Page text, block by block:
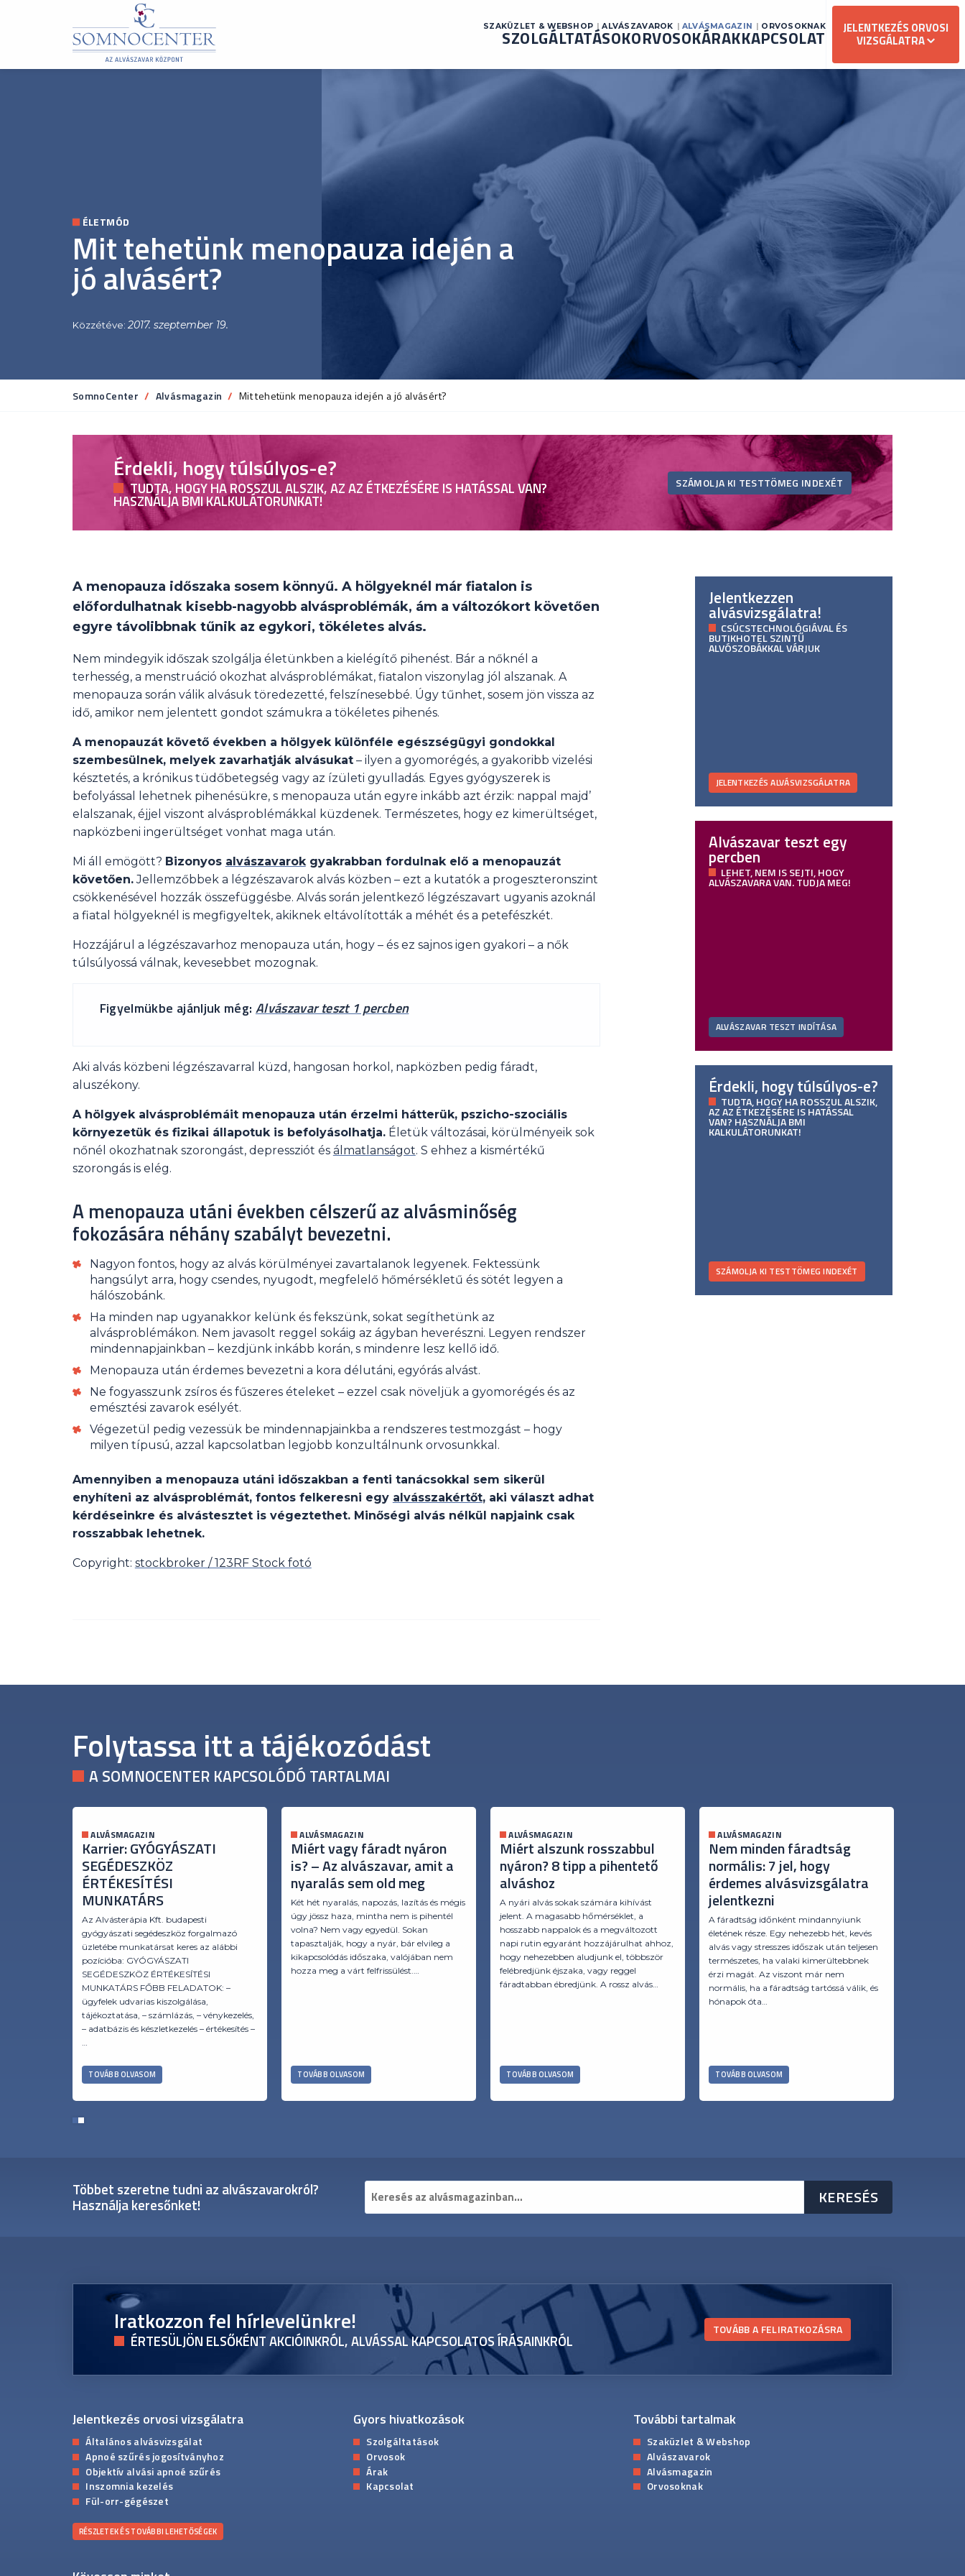
SZAKÜZLET & WEBSHOP ALVÁSZAVAROK ALVÁSMAGAZIN ORVOSOKNAK
SZOLGÁLTATÁSOKORVOSOKÁRAKKAPCSOLAT JELENTKEZÉS ORVOSI
VIZSGÁLATRA
ÉLETMÓD
Mit tehetünk menopauza idején a
jó alvásért?
Közzétéve: 2017. szeptember 19.
SomnoCenter Alvásmagazin Current:
Mit tehetünk menopauza idején a jó alvásért?
Érdekli, hogy túlsúlyos-e?
TUDTA, HOGY HA ROSSZUL ALSZIK, AZ AZ ÉTKEZÉSÉRE IS HATÁSSAL VAN?
HASZNÁLJA BMI KALKULÁTORUNKAT!
SZÁMOLJA KI TESTTÖMEG INDEXÉT
A menopauza időszaka sosem könnyű. A hölgyeknél már fiatalon is
előfordulhatnak kisebb-nagyobb alvásproblémák, ám a változókort követően
egyre távolibbnak tűnik az egykori, tökéletes alvás.
Nem mindegyik időszak szolgálja életünkben a kielégítő pihenést. Bár a nőknél a
terhesség, a menstruáció okozhat alvásproblémákat, fiatalon viszonylag jól alszanak. A
menopauza során válik alvásuk töredezetté, felszínesebbé. Úgy tűnhet, sosem jön vissza az
idő, amikor nem jelentett gondot számukra a tökéletes pihenés.
A menopauzát követő években a hölgyek különféle egészségügyi gondokkal
szembesülnek, melyek zavarhatják alvásukat– ilyen a gyomorégés, a gyakoribb vizelési
késztetés, a krónikus tüdőbetegség vagy az ízületi gyulladás. Egyes gyógyszerek is
befolyással lehetnek pihenésükre, s menopauza után egyre inkább azt érzik: nappal majd’
elalszanak, éjjel viszont alvásproblémákkal küzdenek. Természetes, hogy ez kimerültséget,
napközbeni ingerültséget vonhat maga után.
Mi áll emögött? Bizonyos alvászavarokgyakrabban fordulnak elő a menopauzát
követően.Jellemzőbbek a légzészavarok alvás közben – ezt a kutatók a progeszteronszint
csökkenésével hozzák összefüggésbe. Alvás során jelentkező légzészavart ugyanis azoknál
a fiatal hölgyeknél is megfigyeltek, akiknek eltávolították a méhét és a petefészkét.
Hozzájárul a légzészavarhoz menopauza után, hogy – és ez sajnos igen gyakori – a nők
túlsúlyossá válnak, kevesebbet mozognak.
Figyelmükbe ajánljuk még: Alvászavar teszt 1 percben
Aki alvás közbeni légzészavarral küzd, hangosan horkol, napközben pedig fáradt,
aluszékony.
A hölgyek alvásproblémáit menopauza után érzelmi hátterük, pszicho-szociális
környezetük és fizikai állapotuk is befolyásolhatja.Életük változásai, körülményeik sok
nőnél okozhatnak szorongást, depressziót és álmatlanságot. S ehhez a kismértékű
szorongás is elég.
A menopauza utáni években célszerű az alvásminőség
fokozására néhány szabályt bevezetni.
Nagyon fontos, hogy az alvás körülményei zavartalanok legyenek. Fektessünk
hangsúlyt arra, hogy csendes, nyugodt, megfelelő hőmérsékletű és sötét legyen a
hálószobánk.
Ha minden nap ugyanakkor kelünk és fekszünk, sokat segíthetünk az
alvásproblémákon. Nem javasolt reggel sokáig az ágyban heverészni. Legyen rendszer
mindennapjainkban – kezdjünk inkább korán, s mindenre lesz kellő idő.
Menopauza után érdemes bevezetni a kora délutáni, egyórás alvást.
Ne fogyasszunk zsíros és fűszeres ételeket – ezzel csak növeljük a gyomorégés és az
emésztési zavarok esélyét.
Végezetül pedig vezessük be mindennapjainkba a rendszeres testmozgást – hogy
milyen típusú, azzal kapcsolatban legjobb konzultálnunk orvosunkkal.
Amennyiben a menopauza utáni időszakban a fenti tanácsokkal sem sikerül
enyhíteni az alvásproblémát, fontos felkeresni egy alvásszakértőt, aki választ adhat
kérdéseinkre és alvástesztet is végeztethet. Minőségi alvás nélkül napjaink csak
rosszabbak lehetnek.
Copyright: stockbroker / 123RF Stock fotó
Jelentkezzen
alvásvizsgálatra!
CSÚCSTECHNOLÓGIÁVAL ÉS
BUTIKHOTEL SZINTŰ
ALVÓSZOBÁKKAL VÁRJUK
JELENTKEZÉS ALVÁSVIZSGÁLATRA
Alvászavar teszt egy
percben
LEHET, NEM IS SEJTI, HOGY
ALVÁSZAVARA VAN. TUDJA MEG!
ALVÁSZAVAR TESZT INDÍTÁSA
Érdekli, hogy túlsúlyos-e?
TUDTA, HOGY HA ROSSZUL ALSZIK,
AZ AZ ÉTKEZÉSÉRE IS HATÁSSAL
VAN? HASZNÁLJA BMI
KALKULÁTORUNKAT!
SZÁMOLJA KI TESTTÖMEG INDEXÉT
Folytassa itt a tájékozódást
A SOMNOCENTER KAPCSOLÓDÓ TARTALMAI
ALVÁSMAGAZIN
Karrier: GYÓGYÁSZATI
SEGÉDESZKÖZ
ÉRTÉKESÍTÉSI
MUNKATÁRS
Az Alvásterápia Kft. budapesti
gyógyászati segédeszköz forgalmazó
üzletébe munkatársat keres az alábbi
pozícióba: GYÓGYÁSZATI
SEGÉDESZKÖZ ÉRTÉKESÍTÉSI
MUNKATÁRS FŐBB FELADATOK: –
ügyfelek udvarias kiszolgálása,
tájékoztatása, – számlázás, – vénykezelés,
– adatbázis és készletkezelés – értékesítés –
TOVÁBB OLVASOM
ALVÁSMAGAZIN
Miért vagy fáradt nyáron
is? – Az alvászavar, amit a
nyaralás sem old meg
Két hét nyaralás, napozás, lazítás és mégis
úgy jössz haza, mintha nem is pihentél
volna? Nem vagy egyedül. Sokan
tapasztalják, hogy a nyár, bár elvileg a
kikapcsolódás időszaka, valójában nem
hozza meg a várt felfrissülést.…
TOVÁBB OLVASOM
ALVÁSMAGAZIN
Miért alszunk rosszabbul
nyáron? 8 tipp a pihentető
alváshoz
A nyári alvás sokak számára kihívást
jelent. A magasabb hőmérséklet, a
hosszabb nappalok és a megváltozott
napi rutin egyaránt hozzájárulhat ahhoz,
hogy nehezebben aludjunk el, többször
felébredjünk éjszaka, vagy reggel
fáradtabban ébredjünk. A rossz alvás…
TOVÁBB OLVASOM
ALVÁSMAGAZIN
Nem minden fáradtság
normális: 7 jel, hogy
érdemes alvásvizsgálatra
jelentkezni
A fáradtság időnként mindannyiunk
életének része. Egy nehezebb hét, kevés
alvás vagy stresszes időszak után teljesen
természetes, ha valaki kimerültebbnek
érzi magát. Az viszont már nem
normális, ha a fáradtság tartóssá válik, és
hónapok óta…
TOVÁBB OLVASOM
12
Többet szeretne tudni az alvászavarokról?
Használja keresőnket!
Iratkozzon fel hírlevelünkre!
ÉRTESÜLJÖN ELSŐKÉNT AKCIÓINKRÓL, ALVÁSSAL KAPCSOLATOS ÍRÁSAINKRÓL
TOVÁBB A FELIRATKOZÁSRA
Jelentkezés orvosi vizsgálatra
Általános alvásvizsgálat
Apnoé szűrés jogosítványhoz
Objektív alvási apnoé szűrés
Inszomnia kezelés
Fül-orr-gégészet
RÉSZLETEK ÉS TOVÁBBI LEHETŐSÉGEK
Gyors hivatkozások
Szolgáltatások
Orvosok
Árak
Kapcsolat
További tartalmak
Szaküzlet & Webshop
Alvászavarok
Alvásmagazin
Orvosoknak